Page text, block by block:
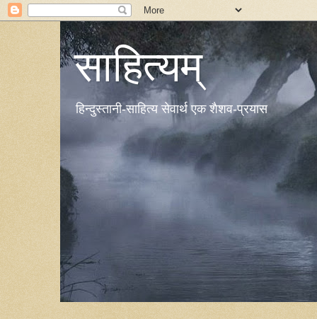
साहित्यम्
हिन्दुस्तानी-साहित्य सेवार्थ एक शैशव-प्रयास